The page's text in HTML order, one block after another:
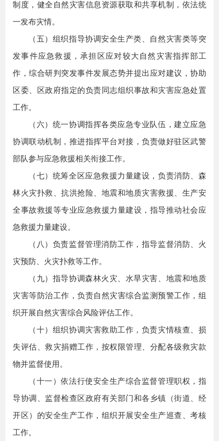
制度，健全自然灾害信息资源获取和共享机制，依法统
一发布灾情。
（五）组织指导协调安全生产类、自然灾害类等突
发事件应急救援，承担区应对较大自然灾害指挥部工
作，综合研判突发事件发展态势并提出应对建议，协助
区委、区政府指定的负责同志组织事故和灾害应急处置
工作。
（六）统一协调指挥各类应急专业队伍，建立应急
协调联动机制，推进指挥平台对接，负责做好驻区武警
部队参与应急救援相关衔接工作。
（七）统筹全区应急救援力量建设，负责消防、森
林火灾扑救、抗洪抢险、地震和地质灾害救援、生产安
全事故救援等专业应急救援力量建设，指导推动社会应
急救援力量建设。
（八）负责监督管理消防工作，指导监督消防、火
灾预防、火灾扑救等工作。
（九）指导协调森林火灾、水旱灾害、地震和地质
灾害等防治工作，负责自然灾害综合监测预警工作，组
织开展自然灾害综合风险评估工作。
（十）组织协调灾害救助工作，负责灾情核查、损
失评估、救灾捐赠工作，按权限管理、分配各级救灾款
物并监督使用。
（十一）依法行使安全生产综合监督管理职权，指
导协调、监督检查区政府有关部门和各乡镇（街道、经
开区）的安全生产工作，组织开展安全生产巡查、考核
工作。